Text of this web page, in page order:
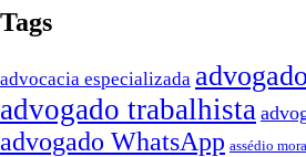
Tags
advocacia especializada advogado
advogado trabalhista
advogado WhatsApp assédio